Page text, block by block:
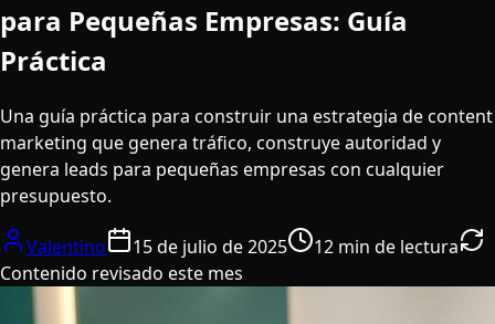
para Pequeñas Empresas: Guía
Práctica
Una guía práctica para construir una estrategia de content
marketing que genera tráfico, construye autoridad y
genera leads para pequeñas empresas con cualquier
presupuesto.
Valentino 15 de julio de 2025
12 min de lectura
Contenido revisado este mes